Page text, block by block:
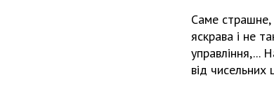
Саме страшне,
яскрава і не
управління,...
від чисельних